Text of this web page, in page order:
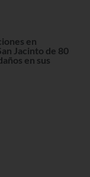
en
Jacinto de 80
en sus